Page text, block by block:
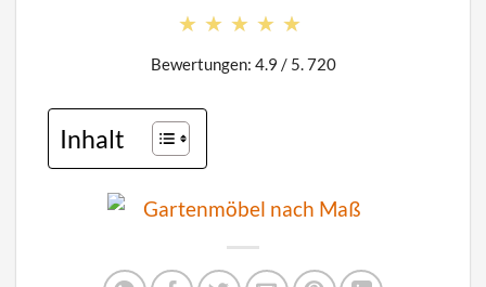
★★★★★
★★★★★
Bewertungen: 4.9 / 5. 720
Inhalt